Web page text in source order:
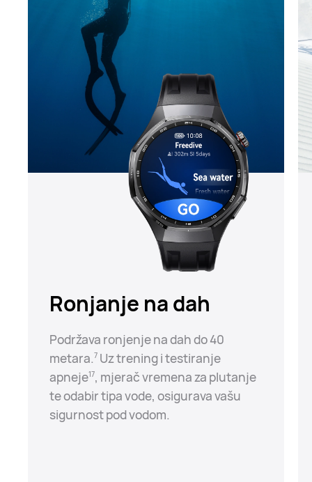
Ronjanje na dah
Podržava ronjenje na dah do 40
metara.⁠7Uz trening i testiranje
apneje⁠17, mjerač vremena za plutanje
te odabir tipa vode, osigurava vašu
sigurnost pod vodom.